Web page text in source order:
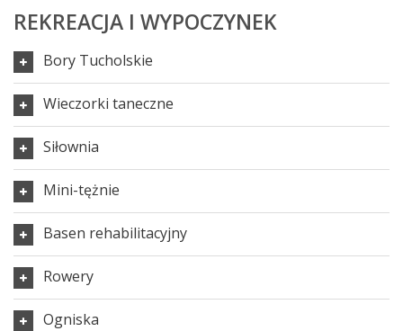
REKREACJA I WYPOCZYNEK
Bory Tucholskie
Wieczorki taneczne
Siłownia
Mini-tężnie
Basen rehabilitacyjny
Rowery
Ogniska